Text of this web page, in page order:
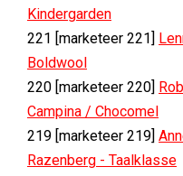
Kindergarden
221 [marketeer 221]
Boldwool
220 [marketeer 220]
Campina / Chocomel
219 [marketeer 219]
Razenberg - Taalklasse